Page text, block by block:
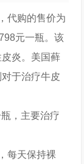
代购的售价为
元一瓶。该
炎。美国藓
于治疗牛皮
，主要治疗
每天保持裸